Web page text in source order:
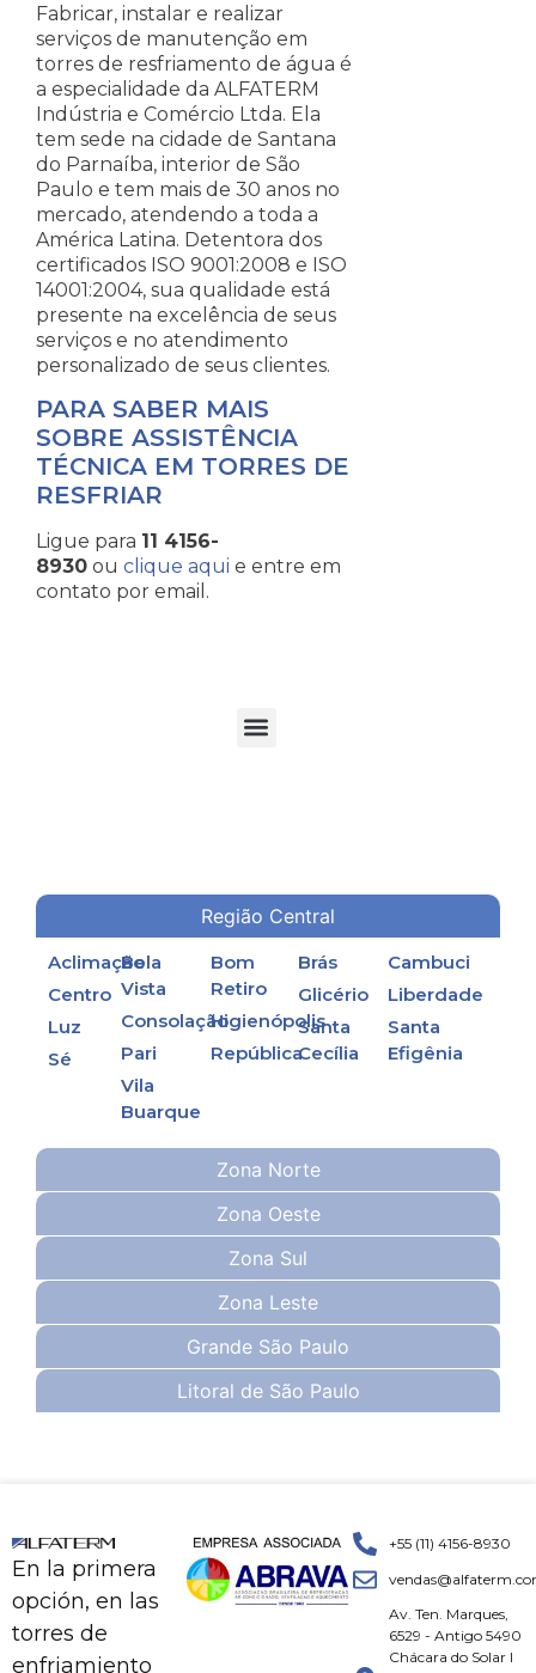
Fabricar, instalar e realizar
serviços de manutenção em
torres de resfriamento de água é
a especialidade da ALFATERM
Indústria e Comércio Ltda. Ela
tem sede na cidade de Santana
do Parnaíba, interior de São
Paulo e tem mais de 30 anos no
mercado, atendendo a toda a
América Latina. Detentora dos
certificados ISO 9001:2008 e ISO
14001:2004, sua qualidade está
presente na excelência de seus
serviços e no atendimento
personalizado de seus clientes.
PARA SABER MAIS
SOBRE ASSISTÊNCIA
TÉCNICA EM TORRES DE
RESFRIAR
Ligue para 11 4156-
8930 ou clique aqui e entre em
contato por email.
Região Central
Zona Norte
Zona Oeste
Zona Sul
Zona Leste
Grande São Paulo
Litoral de São Paulo
Aclimação
Centro
Luz
Sé
Bela
Vista
Consolação
Pari
Vila
Buarque
Bom
Retiro
Higienópolis
República
Brás
Glicério
Santa
Cecília
Cambuci
Liberdade
Santa
Efigênia
En la primera
opción, en las
torres de
enfriamiento
+55 (11) 4156-8930
Av. Ten. Marques,
6529 - Antigo 5490
Chácara do Solar I